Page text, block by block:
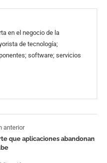
en el negocio de la
de tecnología;
software; servicios
anterior
que aplicaciones abandonan